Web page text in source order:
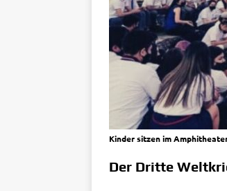
Kin­der sit­zen im
Der Dritte